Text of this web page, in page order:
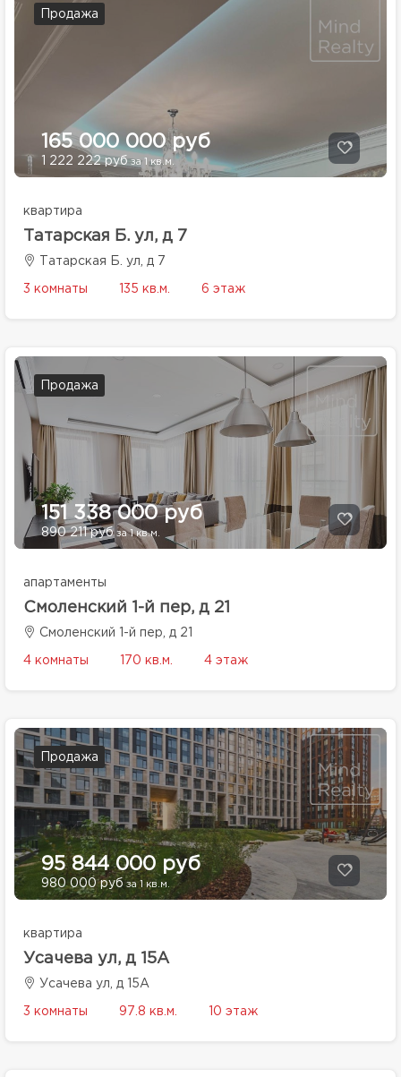
Продажа
165 000 000 руб
1 222 222 руб за 1 кв.м.
квартира
Татарская Б. ул, д 7
Татарская Б. ул, д 7
3 комнаты 135 кв.м. 6 этаж
Продажа
151 338 000 руб
890 211 рубза 1 кв.м.
апартаменты
Смоленский 1-й пер, д 21
Смоленский 1-й пер, д 21
4 комнаты 170 кв.м. 4 этаж
Продажа
95 844 000 руб
980 000 руб за 1 кв.м.
квартира
Усачева ул, д 15А
Усачева ул, д 15А
3 комнаты 97.8 кв.м. 10 этаж